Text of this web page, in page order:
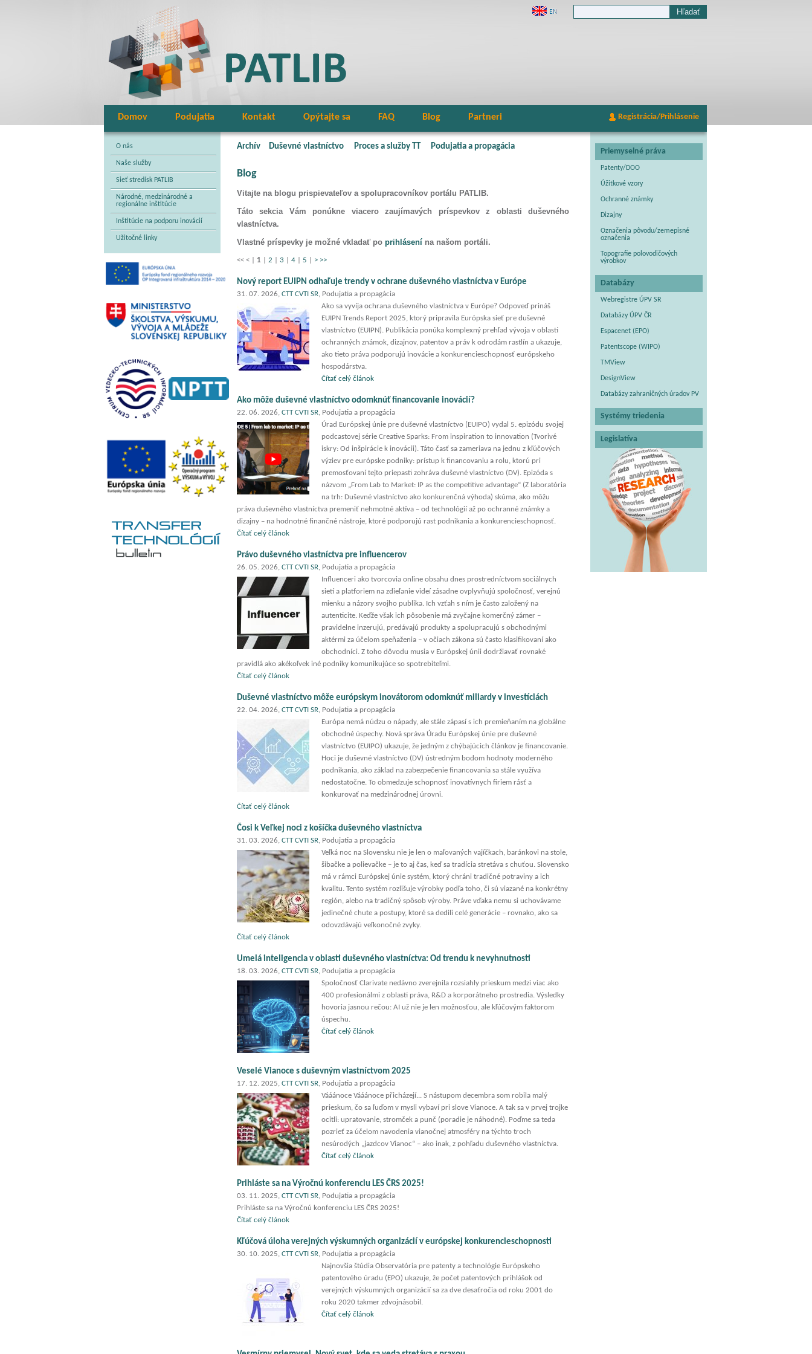
Domov Podujatia Kontakt Opýtajte sa FAQ Blog Partneri Registrácia/Prihlásenie
O nás
Naše služby
Sieť stredísk PATLIB
Národné, medzinárodné a
regionálne inštitúcie
Inštitúcie na podporu inovácií
Užitočné linky
Archív Duševné vlastníctvo Proces a služby TT Podujatia a propagácia
Blog
Vitajte na blogu prispievateľov a spolupracovníkov portálu PATLIB.
Táto sekcia Vám ponúkne viacero zaujímavých príspevkov z oblasti duševného
vlastníctva.
Vlastné príspevky je možné vkladať po prihlásení na našom portáli.
<< < 1 2 3 4 5 > >>
Nový report EUIPN odhaľuje trendy v ochrane duševného vlastníctva v Európe
31. 07. 2026, CTT CVTI SR, Podujatia a propagácia
Ako sa vyvíja ochrana duševného vlastníctva v Európe? Odpoveď prináš
EUIPN Trends Report 2025, ktorý pripravila Európska sieť pre duševné
vlastníctvo (EUIPN). Publikácia ponúka komplexný prehľad vývoja v oblasti
ochranných známok, dizajnov, patentov a práv k odrodám rastlín a ukazuje,
ako tieto práva podporujú inovácie a konkurencieschopnosť európskeho
hospodárstva.
Čítať celý článok
Ako môže duševné vlastníctvo odomknúť financovanie inovácií?
22. 06. 2026, CTT CVTI SR, Podujatia a propagácia
Úrad Európskej únie pre duševné vlastníctvo (EUIPO) vydal 5. epizódu svojej
podcastovej série Creative Sparks: From inspiration to innovation (Tvorivé
iskry: Od inšpirácie k inovácii). Táto časť sa zameriava na jednu z kľúčových
výziev pre európske podniky: prístup k financovaniu a rolu, ktorú pri
premosťovaní tejto priepasti zohráva duševné vlastníctvo (DV). Epizóda s
názvom „From Lab to Market: IP as the competitive advantage“ (Z laboratória
na trh: Duševné vlastníctvo ako konkurenčná výhoda) skúma, ako môžu
práva duševného vlastníctva premeniť nehmotné aktíva – od technológií až po ochranné známky a
dizajny – na hodnotné finančné nástroje, ktoré podporujú rast podnikania a konkurencieschopnosť.
Čítať celý článok
Právo duševného vlastníctva pre influencerov
26. 05. 2026, CTT CVTI SR, Podujatia a propagácia
Influenceri ako tvorcovia online obsahu dnes prostredníctvom sociálnych
sietí a platforiem na zdieľanie videí zásadne ovplyvňujú spoločnosť, verejnú
mienku a názory svojho publika. Ich vzťah s ním je často založený na
autenticite. Keďže však ich pôsobenie má zvyčajne komerčný zámer –
pravidelne inzerujú, predávajú produkty a spolupracujú s obchodnými
aktérmi za účelom speňaženia – v očiach zákona sú často klasifikovaní ako
obchodníci. Z toho dôvodu musia v Európskej únii dodržiavať rovnaké
pravidlá ako akékoľvek iné podniky komunikujúce so spotrebiteľmi.
Čítať celý článok
Duševné vlastníctvo môže európskym inovátorom odomknúť miliardy v investíciách
22. 04. 2026, CTT CVTI SR, Podujatia a propagácia
Európa nemá núdzu o nápady, ale stále zápasí s ich premieňaním na globálne
obchodné úspechy. Nová správa Úradu Európskej únie pre duševné
vlastníctvo (EUIPO) ukazuje, že jedným z chýbajúcich článkov je financovanie.
Hoci je duševné vlastníctvo (DV) ústredným bodom hodnoty moderného
podnikania, ako základ na zabezpečenie financovania sa stále využíva
nedostatočne. To obmedzuje schopnosť inovatívnych firiem rásť a
konkurovať na medzinárodnej úrovni.
Čítať celý článok
Čosi k Veľkej noci z košíčka duševného vlastníctva
31. 03. 2026, CTT CVTI SR, Podujatia a propagácia
Veľká noc na Slovensku nie je len o maľovaných vajíčkach, baránkovi na stole,
šibačke a polievačke – je to aj čas, keď sa tradícia stretáva s chuťou. Slovensko
má v rámci Európskej únie systém, ktorý chráni tradičné potraviny a ich
kvalitu. Tento systém rozlišuje výrobky podľa toho, či sú viazané na konkrétny
región, alebo na tradičný spôsob výroby. Práve vďaka nemu si uchovávame
jedinečné chute a postupy, ktoré sa dedili celé generácie – rovnako, ako sa
odovzdávajú veľkonočné zvyky.
Čítať celý článok
Umelá inteligencia v oblasti duševného vlastníctva: Od trendu k nevyhnutnosti
18. 03. 2026, CTT CVTI SR, Podujatia a propagácia
Spoločnosť Clarivate nedávno zverejnila rozsiahly prieskum medzi viac ako
400 profesionálmi z oblasti práva, R&D a korporátneho prostredia. Výsledky
hovoria jasnou rečou: AI už nie je len možnosťou, ale kľúčovým faktorom
úspechu.
Čítať celý článok
Veselé Vianoce s duševným vlastníctvom 2025
17. 12. 2025, CTT CVTI SR, Podujatia a propagácia
Vááánoce Vááánoce přicházejí... S nástupom decembra som robila malý
prieskum, čo sa ľuďom v mysli vybaví pri slove Vianoce. A tak sa v prvej trojke
ocitli: upratovanie, stromček a punč (poradie je náhodné). Poďme sa teda
pozrieť za účelom navodenia vianočnej atmosféry na týchto troch
nesúrodých „jazdcov Vianoc“ – ako inak, z pohľadu duševného vlastníctva.
Čítať celý článok
Prihláste sa na Výročnú konferenciu LES ČRS 2025!
03. 11. 2025, CTT CVTI SR, Podujatia a propagácia
Prihláste sa na Výročnú konferenciu LES ČRS 2025!
Čítať celý článok
Kľúčová úloha verejných výskumných organizácií v európskej konkurencieschopnosti
30. 10. 2025, CTT CVTI SR, Podujatia a propagácia
Najnovšia štúdia Observatória pre patenty a technológie Európskeho
patentového úradu (EPO) ukazuje, že počet patentových prihlášok od
verejných výskumných organizácií sa za dve desaťročia od roku 2001 do
roku 2020 takmer zdvojnásobil.
Čítať celý článok
Priemyselné práva
Patenty/DOO
Úžitkové vzory
Ochranné známky
Dizajny
Označenia pôvodu/zemepisné
označenia
Topografie polovodičových
výrobkov
Databázy
Webregistre ÚPV SR
Databázy ÚPV ČR
Espacenet (EPO)
Patentscope (WIPO)
TMView
DesignView
Databázy zahraničných úradov PV
Systémy triedenia
Legislatíva